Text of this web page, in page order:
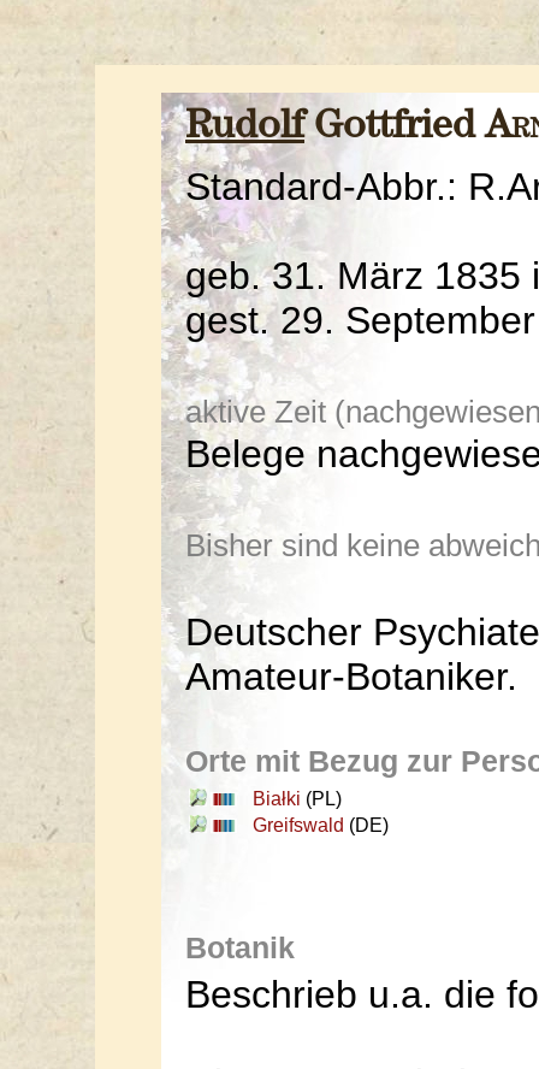
RudolfGottfried
Standard-Abbr.:
geb. 31. März 1835
gest. 29.
aktive Zeit
Belege
Bisher sind keine
Deutscher
Amateur-Botaniker.
Orte mit Bezug zur
Białki (PL)
Greifswald (DE)
Botanik
Beschrieb u.a. die